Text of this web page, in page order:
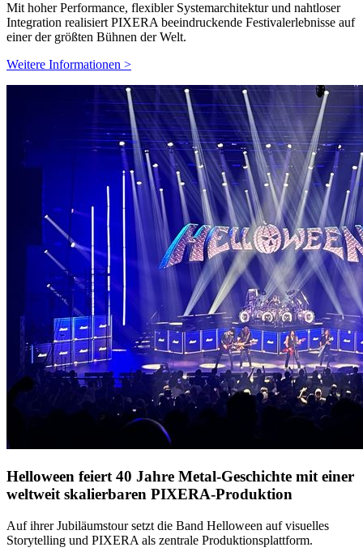
Mit hoher Performance, flexibler Systemarchitektur und nahtloser
Integration realisiert PIXERA beeindruckende Festivalerlebnisse auf
einer der größten Bühnen der Welt.
Weitere Informationen >
Helloween feiert 40 Jahre Metal-Geschichte mit einer
weltweit skalierbaren PIXERA-Produktion
Auf ihrer Jubiläumstour setzt die Band Helloween auf visuelles
Storytelling und PIXERA als zentrale Produktionsplattform.